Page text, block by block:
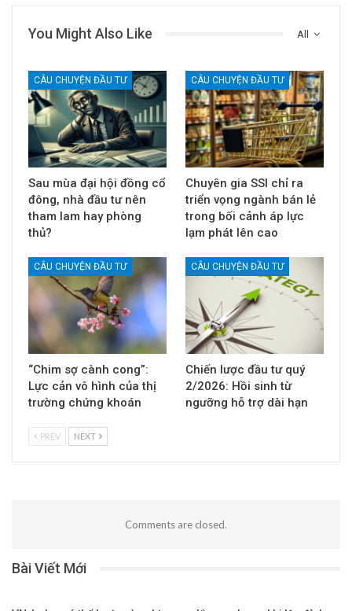
All
You Might Also Like
CÂU CHUYỆN ĐẦU TƯ
Sau mùa đại hội đồng cổ
đông, nhà đầu tư nên
tham lam hay phòng
thủ?
CÂU CHUYỆN ĐẦU TƯ
Chuyên gia SSI chỉ ra
triển vọng ngành bán lẻ
trong bối cảnh áp lực
lạm phát lên cao
CÂU CHUYỆN ĐẦU TƯ
“Chim sợ cành cong”:
Lực cản vô hình của thị
trường chứng khoán
CÂU CHUYỆN ĐẦU TƯ
Chiến lược đầu tư quý
2/2026: Hồi sinh từ
ngưỡng hỗ trợ dài hạn
PREV NEXT
Comments are closed.
Bài Viết Mới